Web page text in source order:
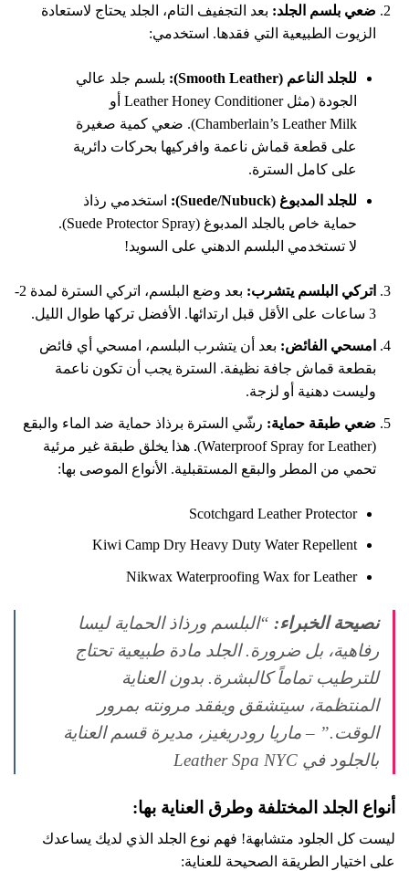
ضعي بلسم الجلد: بعد التجفيف التام، الجلد يحتاج لاستعادة
الزيوت الطبيعية التي فقدها. استخدمي:
للجلد الناعم (Smooth Leather):
بلسم جلد عالي
الجودة (مثل Leather Honey Conditioner أو
Chamberlain’s Leather Milk). ضعي كمية صغيرة
على قطعة قماش ناعمة وافركيها بحركات دائرية
على كامل السترة.
للجلد المدبوغ (Suede/Nubuck):
استخدمي رذاذ
حماية خاص بالجلد المدبوغ (Suede Protector Spray).
لا تستخدمي البلسم الدهني على السويد!
اتركي البلسم يتشرب:
بعد وضع البلسم، اتركي السترة لمدة 2-
3 ساعات على الأقل قبل ارتدائها. الأفضل تركها طوال الليل.
امسحي الفائض: بعد أن يتشرب البلسم، امسحي أي فائض
بقطعة قماش جافة نظيفة. السترة يجب أن تكون ناعمة
وليست دهنية أو لزجة.
ضعي طبقة حماية: رشّي السترة برذاذ حماية ضد الماء والبقع
(Waterproof Spray for Leather). هذا يخلق طبقة غير مرئية
تحمي من المطر والبقع المستقبلية. الأنواع الموصى بها:
Scotchgard Leather Protector
Kiwi Camp Dry Heavy Duty Water Repellent
Nikwax Waterproofing Wax for Leather
نصيحة الخبراء: “البلسم ورذاذ الحماية ليسا
رفاهية، بل ضرورة. الجلد مادة طبيعية تحتاج
للترطيب تماماً كالبشرة. بدون العناية
المنتظمة، سيتشقق ويفقد مرونته بمرور
الوقت.” – ماريا رودريغيز، مديرة قسم العناية
بالجلود في Leather Spa NYC
أنواع الجلد المختلفة وطرق العناية بها:
ليست كل الجلود متشابهة! فهم نوع الجلد الذي لديك يساعدك
على اختيار الطريقة الصحيحة للعناية: